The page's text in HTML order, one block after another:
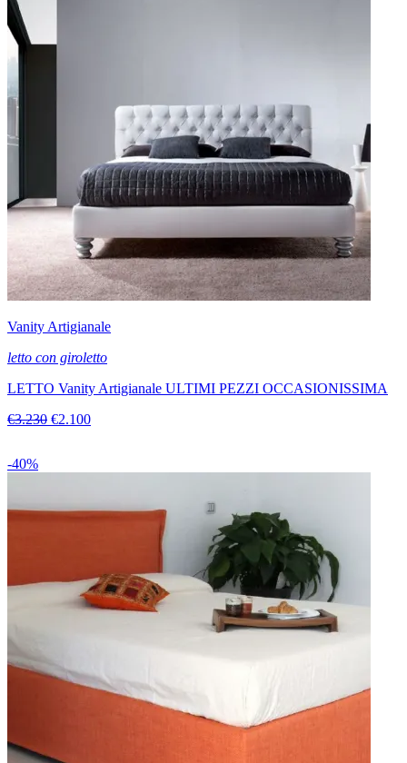
Vanity Artigianale
letto con giroletto
LETTO Vanity Artigianale ULTIMI PEZZI OCCASIONISSIMA
€3.230 €2.100
-40%